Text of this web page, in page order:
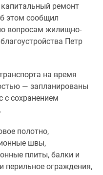
ремонт
этом сообщил
вопросам жилищно-
Петр
на время
— запланированы
с сохранением
полотно,
швы,
плиты, балки и
перильное ограждения,